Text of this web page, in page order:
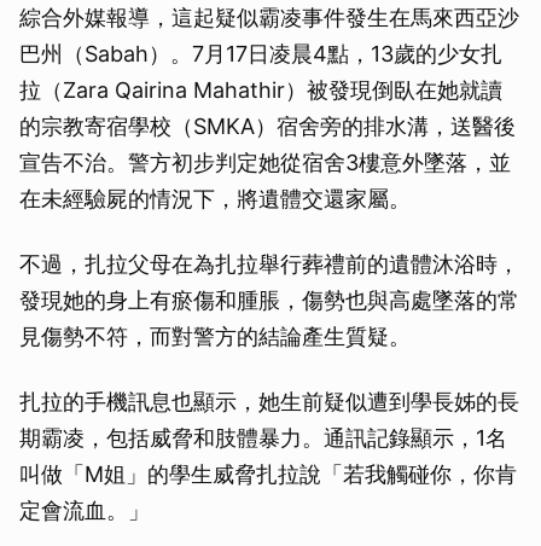
綜合外媒報導，這起疑似霸凌事件發生在馬來西亞沙
巴州（Sabah）。7月17日凌晨4點，13歲的少女扎
拉（Zara Qairina Mahathir）被發現倒臥在她就讀
的宗教寄宿學校（SMKA）宿舍旁的排水溝，送醫後
宣告不治。警方初步判定她從宿舍3樓意外墜落，並
在未經驗屍的情況下，將遺體交還家屬。
不過，扎拉父母在為扎拉舉行葬禮前的遺體沐浴時，
發現她的身上有瘀傷和腫脹，傷勢也與高處墜落的常
見傷勢不符，而對警方的結論產生質疑。
扎拉的手機訊息也顯示，她生前疑似遭到學長姊的長
期霸凌，包括威脅和肢體暴力。通訊記錄顯示，1名
叫做「M姐」的學生威脅扎拉說「若我觸碰你，你肯
定會流血。」